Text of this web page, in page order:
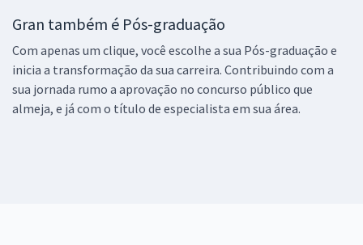
Gran também é Pós-graduação
Com apenas um clique, você escolhe a sua Pós-graduação e
inicia a transformação da sua carreira. Contribuindo com a
sua jornada rumo a aprovação no concurso público que
almeja, e já com o título de especialista em sua área.